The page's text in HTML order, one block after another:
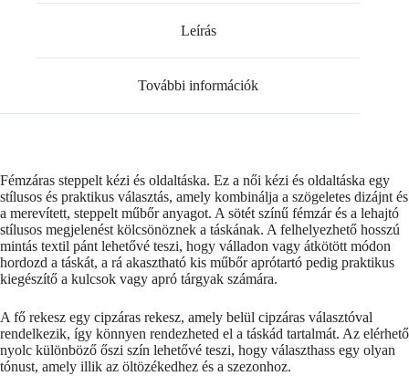
Leírás
További információk
Fémzáras steppelt kézi és oldaltáska. Ez a női kézi és oldaltáska egy
stílusos és praktikus választás, amely kombinálja a szögeletes dizájnt és
a merevített, steppelt műbőr anyagot. A sötét színű fémzár és a lehajtó
stílusos megjelenést kölcsönöznek a táskának. A felhelyezhető hosszú
mintás textil pánt lehetővé teszi, hogy válladon vagy átkötött módon
hordozd a táskát, a rá akasztható kis műbőr aprótartó pedig praktikus
kiegészítő a kulcsok vagy apró tárgyak számára.
A fő rekesz egy cipzáras rekesz, amely belül cipzáras választóval
rendelkezik, így könnyen rendezheted el a táskád tartalmát. Az elérhető
nyolc különböző őszi szín lehetővé teszi, hogy választhass egy olyan
tónust, amely illik az öltözékedhez és a szezonhoz.